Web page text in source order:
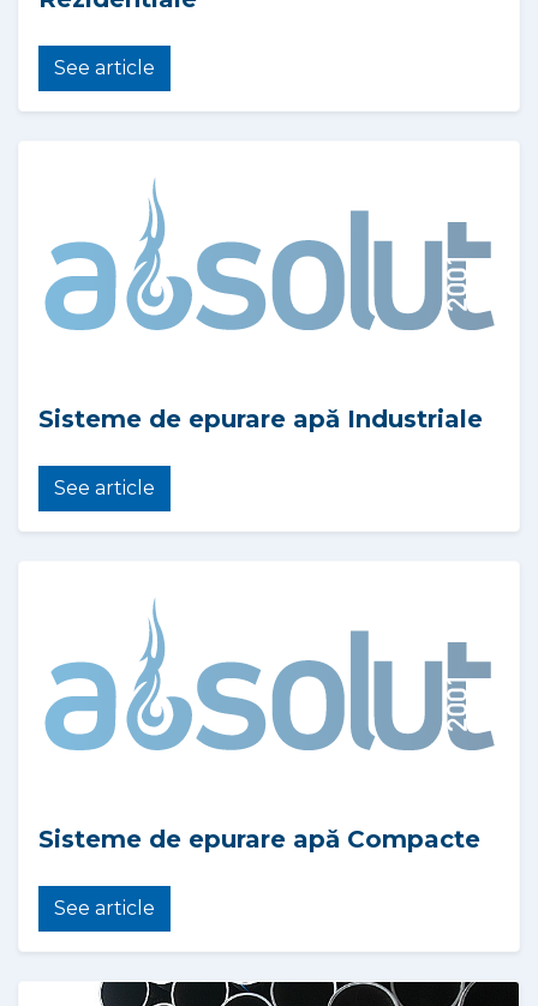
See article
Sisteme de epurare apă Industriale
See article
Sisteme de epurare apă Compacte
See article